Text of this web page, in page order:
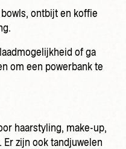
bowls, ontbijt en koffie
of ga
om een powerbank te
haarstyling, make-up,
zijn ook tandjuwelen